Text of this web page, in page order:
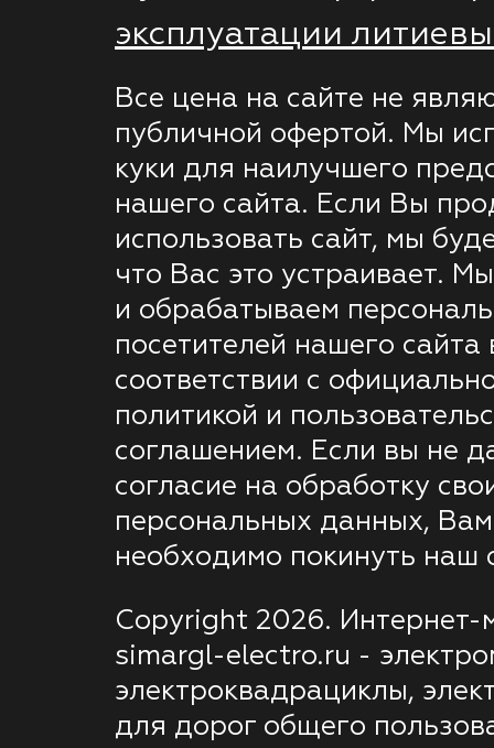
эксплуатации
Все цена на сайте не
публичной офертой. Мы
куки для наилучшего
нашего сайта. Если Вы
использовать сайт, мы
что Вас это устраивает.
и обрабатываем
посетителей нашего сайта
соответствии с
политикой и
соглашением. Если вы не
согласие на обработку
персональных данных, Вам
необходимо покинуть наш
Copyright 2026. Интернет-
simargl-electro.ru -
электроквадрациклы,
для дорог общего